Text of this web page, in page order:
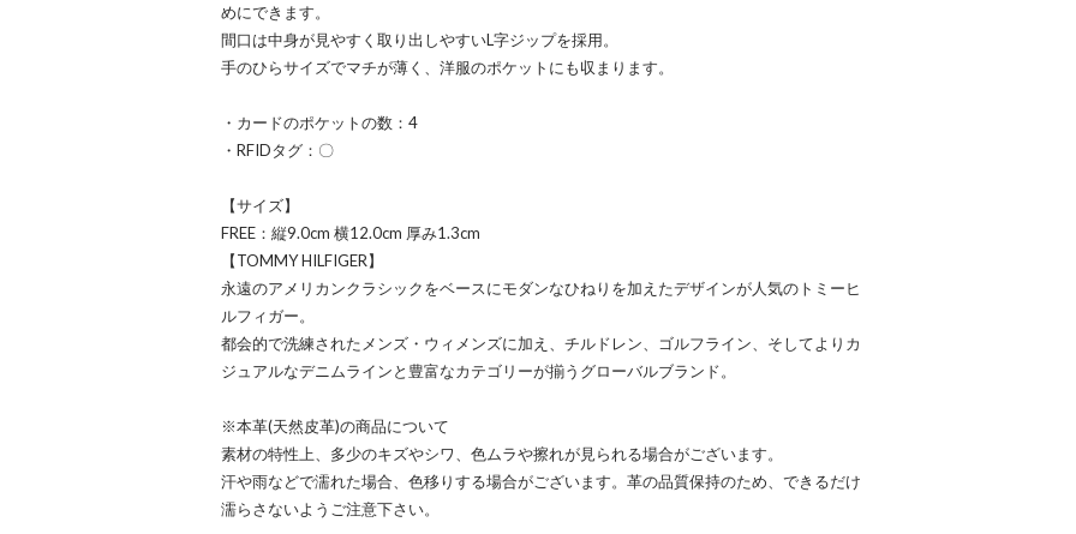
めにできます。
間口は中身が見やすく取り出しやすいL字ジップを採用。
手のひらサイズでマチが薄く、洋服のポケットにも収まります。
・カードのポケットの数：4
・RFIDタグ：〇
【サイズ】
FREE：縦9.0cm 横12.0cm 厚み1.3cm
【TOMMY HILFIGER】
永遠のアメリカンクラシックをベースにモダンなひねりを加えたデザインが人気のトミーヒ
ルフィガー。
都会的で洗練されたメンズ・ウィメンズに加え、チルドレン、ゴルフライン、そしてよりカ
ジュアルなデニムラインと豊富なカテゴリーが揃うグローバルブランド。
※本革(天然皮革)の商品について
素材の特性上、多少のキズやシワ、色ムラや擦れが見られる場合がございます。
汗や雨などで濡れた場合、色移りする場合がございます。革の品質保持のため、できるだけ
濡らさないようご注意下さい。